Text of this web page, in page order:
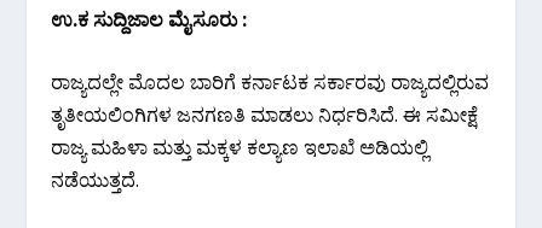
ಉ.ಕ‌ ಸುದ್ದಿಜಾಲ ಮೈಸೂರು :
ರಾಜ್ಯದಲ್ಲೇ ಮೊದಲ ಬಾರಿಗೆ ಕರ್ನಾಟಕ ಸರ್ಕಾರವು ರಾಜ್ಯದಲ್ಲಿರುವ
ತೃತೀಯಲಿಂಗಿಗಳ ಜನಗಣತಿ ಮಾಡಲು ನಿರ್ಧರಿಸಿದೆ. ಈ ಸಮೀಕ್ಷೆ
ರಾಜ್ಯ ಮಹಿಳಾ ಮತ್ತು ಮಕ್ಕಳ ಕಲ್ಯಾಣ ಇಲಾಖೆ ಅಡಿಯಲ್ಲಿ
ನಡೆಯುತ್ತದೆ.